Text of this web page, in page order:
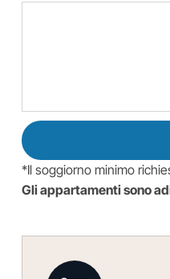
*Il soggiorno minimo
Gli appartamenti sono